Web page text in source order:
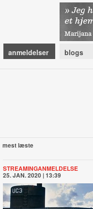
anmeldelser blogs
mest læste
STREAMINGANMELDELSE
25. JAN. 2020 | 13:39